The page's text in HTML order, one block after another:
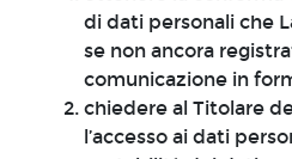
di dati personali che
se non ancora
comunicazione in
chiedere al Titolare
l’accesso ai dati